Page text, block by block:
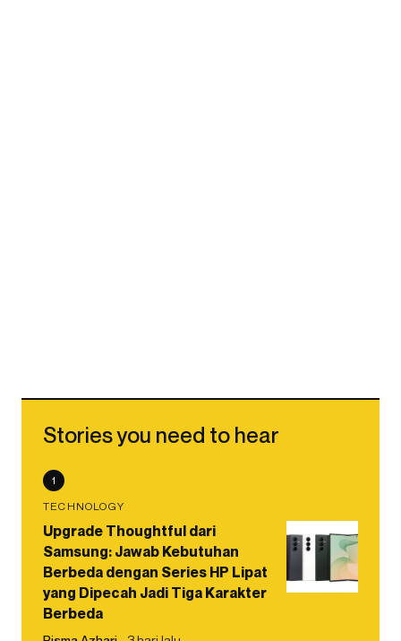
Stories you need to hear
1
TECHNOLOGY
Upgrade Thoughtful dari
Samsung: Jawab Kebutuhan
Berbeda dengan Series HP Lipat
yang Dipecah Jadi Tiga Karakter
Berbeda